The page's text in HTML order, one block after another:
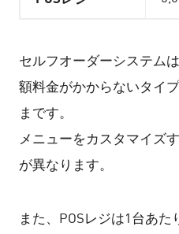
セルフオーダーシステム
額料金がかからないタイ
まです。
メニューをカスタマイズ
が異なります。
また、POSレジは1台あ